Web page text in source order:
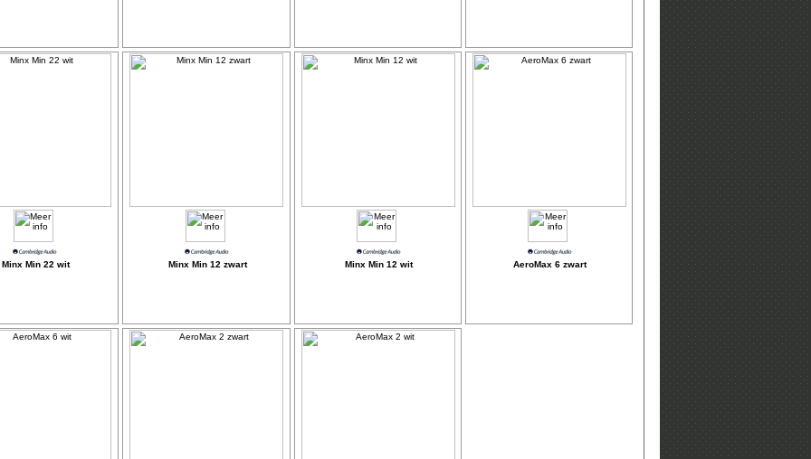
Minx Min 22 wit Minx Min 12 zwart Minx Min 12 wit AeroMax 6 zwart